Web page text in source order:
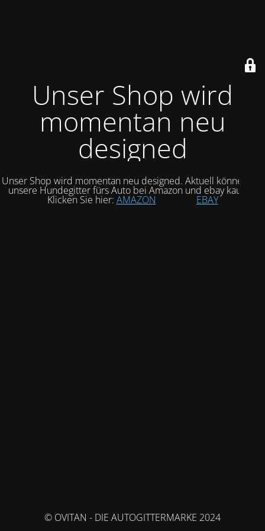
Unser Shop wird
momentan neu
designed
Unser Shop wird momentan neu designed. Aktuell können Sie
unsere Hundegitter fürs Auto bei Amazon und ebay kaufen.
Klicken Sie hier: AMAZON EBAY
© OVITAN - DIE AUTOGITTERMARKE 2024